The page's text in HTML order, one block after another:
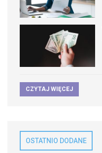
CZYTAJ WIĘCEJ
OSTATNIO DODANE